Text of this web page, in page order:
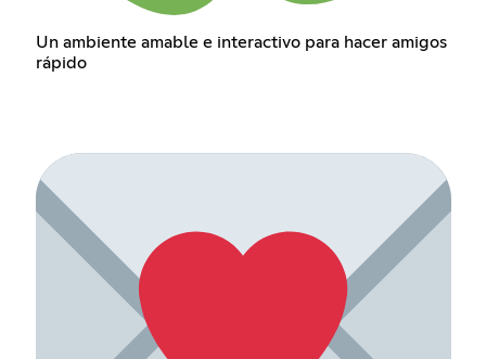
Un ambiente amable e interactivo para hacer amigos
rápido